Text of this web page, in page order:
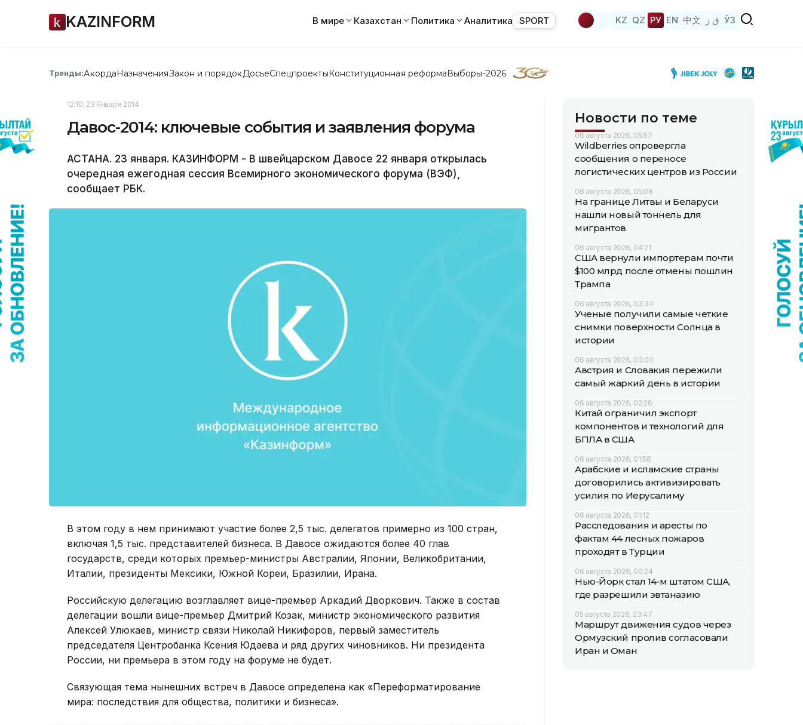
KAZINFORM В мире Казахстан Политика Аналитика SPORT KZ QZ РУ EN 中文 ق ز ЎЗ
Тренды:АкордаНазначенияЗакон и порядок ДосьеСпецпроектыКонституционная реформаВыборы-2026
12:10, 23 Января 2014
Давос-2014: ключевые события и заявления форума
АСТАНА. 23 января. КАЗИНФОРМ - В швейцарском Давосе 22 января открылась
очередная ежегодная сессия Всемирного экономического форума (ВЭФ),
сообщает РБК.
В этом году в нем принимают участие более 2,5 тыс. делегатов примерно из 100 стран,
включая 1,5 тыс. представителей бизнеса. В Давосе ожидаются более 40 глав
государств, среди которых премьер-министры Австралии, Японии, Великобритании,
Италии, президенты Мексики, Южной Кореи, Бразилии, Ирана.
Российскую делегацию возглавляет вице-премьер Аркадий Дворкович. Также в состав
делегации вошли вице-премьер Дмитрий Козак, министр экономического развития
Алексей Улюкаев, министр связи Николай Никифоров, первый заместитель
председателя Центробанка Ксения Юдаева и ряд других чиновников. Ни президента
России, ни премьера в этом году на форуме не будет.
Связующая тема нынешних встреч в Давосе определена как «Переформатирование
мира: последствия для общества, политики и бизнеса».
Новости по теме
06 августа 2026, 05:57
Wildberries опровергла
сообщения о переносе
логистических центров из России
06 августа 2026, 05:08
На границе Литвы и Беларуси
нашли новый тоннель для
мигрантов
06 августа 2026, 04:21
США вернули импортерам почти
$100 млрд после отмены пошлин
Трампа
06 августа 2026, 03:34
Ученые получили самые четкие
снимки поверхности Солнца в
истории
06 августа 2026, 03:00
Австрия и Словакия пережили
самый жаркий день в истории
06 августа 2026, 02:26
Китай ограничил экспорт
компонентов и технологий для
БПЛА в США
06 августа 2026, 01:58
Арабские и исламские страны
договорились активизировать
усилия по Иерусалиму
06 августа 2026, 01:12
Расследования и аресты по
фактам 44 лесных пожаров
проходят в Турции
06 августа 2026, 00:24
Нью-Йорк стал 14-м штатом США,
где разрешили эвтаназию
05 августа 2026, 23:47
Маршрут движения судов через
Ормузский пролив согласовали
Иран и Оман